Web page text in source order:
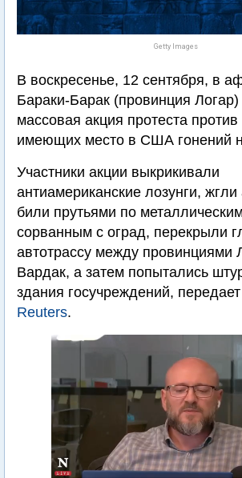
Getty Images
В воскресенье, 12 сентября, в
Бараки-Барак (провинция
массовая акция протеста
имеющих место в США гонений
Участники акции выкрикивали
антиамериканские лозунги,
били прутьями по
сорванным с оград, перекрыли
автотрассу между провинциями
Вардак, а затем попытались
здания госучреждений, передает
Reuters.